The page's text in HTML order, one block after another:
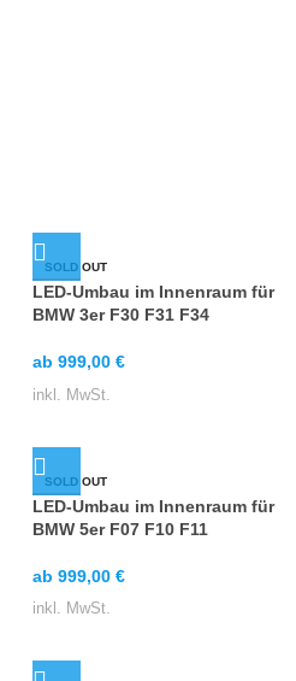
SOLD OUT
LED-Umbau im Innenraum für
BMW 3er F30 F31 F34
ab 999,00 €
inkl. MwSt.
SOLD OUT
LED-Umbau im Innenraum für
BMW 5er F07 F10 F11
ab 999,00 €
inkl. MwSt.